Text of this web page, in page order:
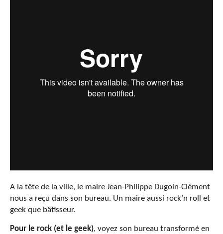
A la tête de la ville, le maire Jean-Philippe Dugoin-Clément
nous a reçu dans son bureau. Un maire aussi rock’n roll et
geek que bâtisseur.
Pour le rock (et le geek), voyez son bureau transformé en